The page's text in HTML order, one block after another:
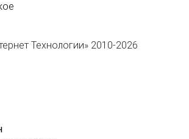
Технологии» 2010-2026